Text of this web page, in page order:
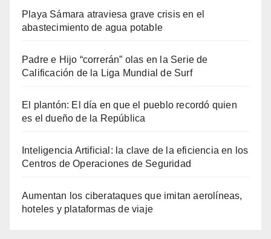
Playa Sámara atraviesa grave crisis en el
abastecimiento de agua potable
Padre e Hijo “correrán” olas en la Serie de
Calificación de la Liga Mundial de Surf
El plantón: El día en que el pueblo recordó quien
es el dueño de la República
Inteligencia Artificial: la clave de la eficiencia en los
Centros de Operaciones de Seguridad
Aumentan los ciberataques que imitan aerolíneas,
hoteles y plataformas de viaje